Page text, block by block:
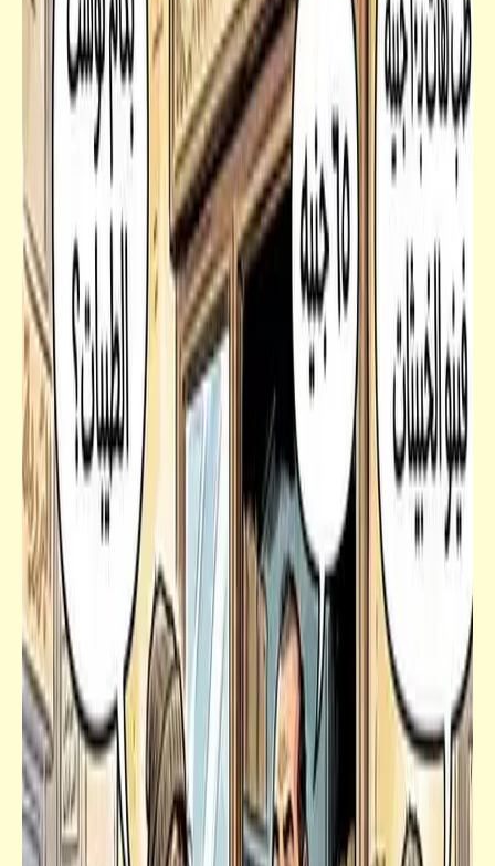
الكونت دي مونت كريستو | ألكسندر دوماس
(الأب) | الجزء الخامس
سؤال
"أبو تريكة" ستايل: أجوبة مفيدة عن أسئلة
محيّرة حول الشذوذ الجنسي | مقال للكبار فقط
كاريكاتير
نصائح رمضانية صيامية مصرية خالدة